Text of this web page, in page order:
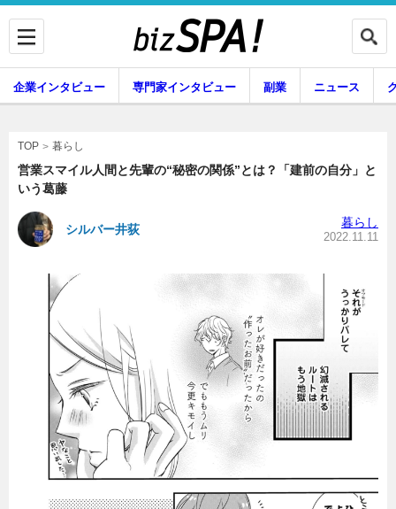
専門家インタビュー
ニュース
グルメ
暮らし エンタメ
連載一覧
企業インタビュー 専門家インタビュー 副業 ニュース
TOP 暮らし
営業スマイル人間と先輩の“秘密の関係”とは？「建前の自分」と
いう葛藤
シルバー井荻 暮らし
2022.11.11